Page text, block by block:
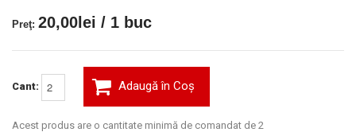
Preţ: 20,00lei / 1 buc
Cant: Adaugă în Coş
Acest produs are o cantitate minimă de comandat de 2